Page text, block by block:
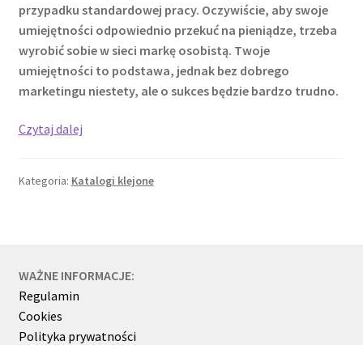
przypadku standardowej pracy. Oczywiście, aby swoje
umiejętności odpowiednio przekuć na pieniądze, trzeba
wyrobić sobie w sieci markę osobistą. Twoje
umiejętności to podstawa, jednak bez dobrego
marketingu niestety, ale o sukces będzie bardzo trudno.
Czytaj dalejKsiążka
element
Kategoria: Katalogi klejone
WAŻNE INFORMACJE:
Regulamin
Cookies
Polityka prywatności